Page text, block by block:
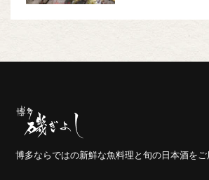
博多ならではの新鮮な魚料理と旬の日本酒をご